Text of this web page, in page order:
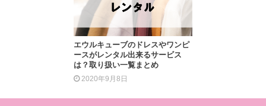
エウルキューブのドレスやワンピ
ースがレンタル出来るサービス
は？取り扱い一覧まとめ
2020年9月8日